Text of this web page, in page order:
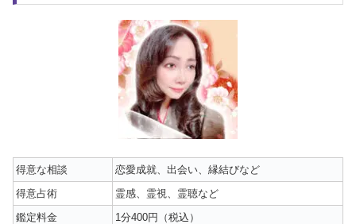
得意な相談
恋愛成就、出会い、縁結びなど
得意占術
霊感、霊視、霊聴など
鑑定料金
1分400円（税込）